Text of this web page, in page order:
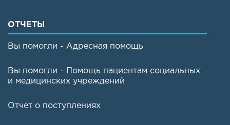
ОТЧЕТЫ
Вы помогли - Адресная помощь
Вы помогли - Помощь пациентам социальных
и медицинских учреждений
Отчет о поступлениях